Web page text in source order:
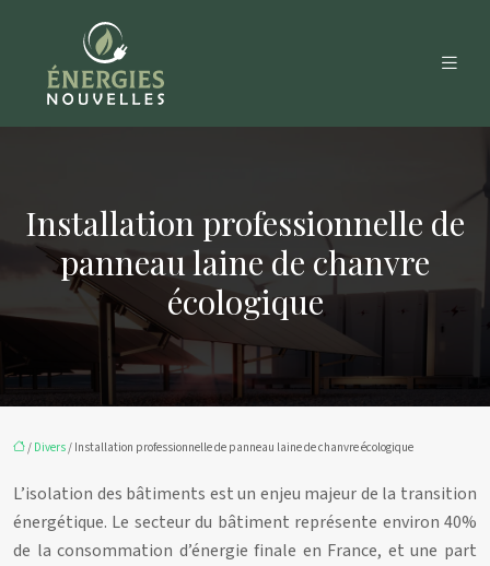
Installation professionnelle de
panneau laine de chanvre
écologique
/ Divers/ Installation professionnelle de panneau laine de chanvre écologique
L’isolation des bâtiments est un enjeu majeur de la transition
énergétique. Le secteur du bâtiment représente environ 40%
de la consommation d’énergie finale en France, et une part